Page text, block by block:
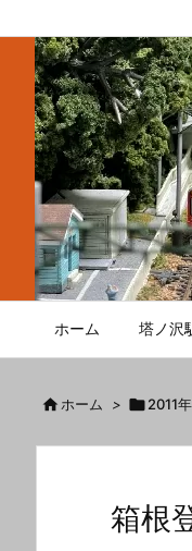
ホーム 塔ノ沢
 ホーム > 2011
箱根